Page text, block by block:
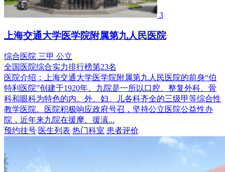
3
上海交通大学医学院附属第九人民医院
综合医院 三甲 公立
全国医院综合实力排行榜第23名
医院介绍：
上海交通大学医学院附属第九人民医院的前身“伯
特利医院”创建于1920年。九院是一所以口腔、整复外科、骨
科和眼科为特色的内、外、妇、儿各科齐全的三级甲等综合性
教学医院。医院积极响应政府号召，坚持公立医院公益性办
院，近年来九院在援摩、援滇...
预约挂号 医生列表 热门科室 患者评价